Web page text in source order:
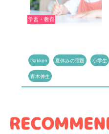
学習・教育
Gakken 夏休みの宿題 小学生
青木伸生